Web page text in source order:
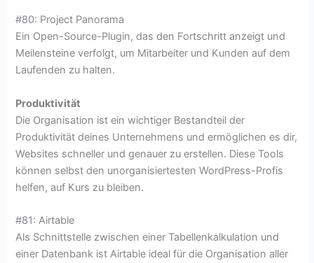
#80: Project Panorama
Ein Open-Source-Plugin, das den Fortschritt anzeigt und
Meilensteine verfolgt, um Mitarbeiter und Kunden auf dem
Laufenden zu halten.
Produktivität
Die Organisation ist ein wichtiger Bestandteil der
Produktivität deines Unternehmens und ermöglichen es dir,
Websites schneller und genauer zu erstellen. Diese Tools
können selbst den unorganisiertesten WordPress-Profis
helfen, auf Kurs zu bleiben.
#81: Airtable
Als Schnittstelle zwischen einer Tabellenkalkulation und
einer Datenbank ist Airtable ideal für die Organisation aller